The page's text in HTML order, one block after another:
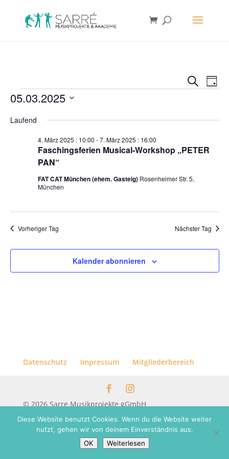
Suche
SucheTag
Veranstaltungen
05.03.2025
wählen.
Laufend
Faschingsferien Musical-Workshop „PETER
PAN“
4. März 2025 : 10:00 -7. März 2025 : 16:00
FAT CAT München (ehem. Gasteig) Rosenheimer Str. 5,
München
Vorheriger Tag Nächster Tag
Kalender abonnieren
Datenschutz Impressum Mitgliederbereich
© 2026 Sarre Musikprojekte gGmbH
Diese Website benutzt Cookies. Wenn du die Website weiter
nutzt, gehen wir von deinem Einverständnis aus.
OK
Weiterlesen